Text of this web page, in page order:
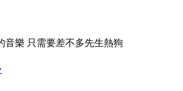
音樂 只需要差不多先生熱狗